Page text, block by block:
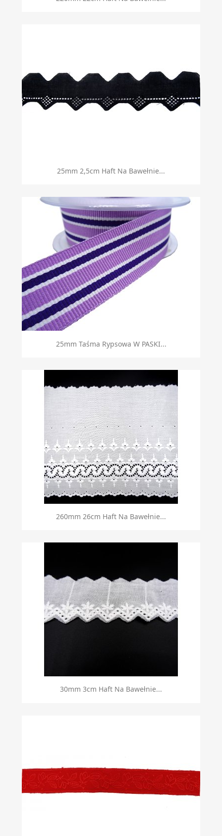
25mm 2,5cm Haft Na Bawełnie...
25mm Taśma Rypsowa W PASKI...
260mm 26cm Haft Na Bawełnie...
30mm 3cm Haft Na Bawełnie...